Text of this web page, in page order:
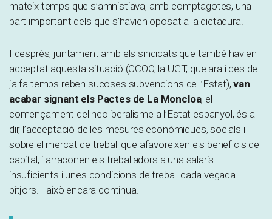
mateix temps que s’amnistiava, amb comptagotes, una
part important dels que s’havien oposat a la dictadura.
I després, juntament amb els sindicats que també havien
acceptat aquesta situació (CCOO, la UGT, que ara i des de
ja fa temps reben sucoses subvencions de l’Estat),van
acabar signant els Pactes de La Moncloa, el
començament del neoliberalisme a l’Estat espanyol, és a
dir, l’acceptació de les mesures econòmiques, socials i
sobre el mercat de treball que afavoreixen els beneficis del
capital, i arraconen els treballadors a uns salaris
insuficients i unes condicions de treball cada vegada
pitjors. I això encara continua.